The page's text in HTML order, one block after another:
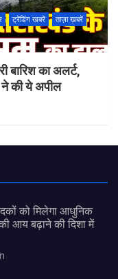
ट्रेंडिंग खबरें
ताज़ा ख़बरें
बारिश का अलर्ट,
की ये अपील
को मिलेगा आधुनिक
आय बढ़ाने की दिशा में